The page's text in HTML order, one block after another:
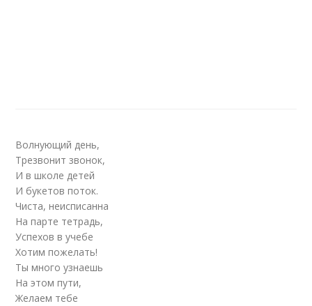
Волнующий день,
Трезвонит звонок,
И в школе детей
И букетов поток.
Чиста, неисписанна
На парте тетрадь,
Успехов в учебе
Хотим пожелать!
Ты много узнаешь
На этом пути,
Желаем тебе